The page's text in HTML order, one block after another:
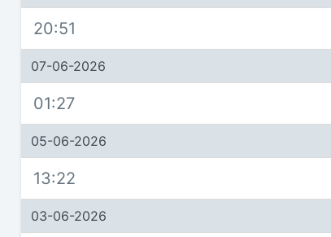
20:51
07-06-2026
01:27
05-06-2026
13:22
03-06-2026